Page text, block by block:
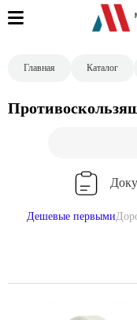
Главная Каталог
Дешевые первыми